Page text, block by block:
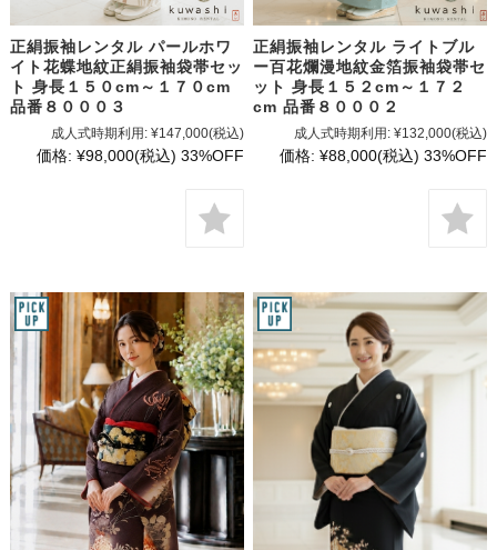
正絹振袖レンタル パールホワ
イト花蝶地紋正絹振袖袋帯セッ
ト 身長１５０cm～１７０cm
品番８０００３
成人式時期利用: ¥147,000(税込)
価格: ¥98,000(税込) 33%OFF
正絹振袖レンタル ライトブル
ー百花爛漫地紋金箔振袖袋帯セ
ット 身長１５２cm～１７２
cm 品番８０００２
成人式時期利用: ¥132,000(税込)
価格: ¥88,000(税込) 33%OFF